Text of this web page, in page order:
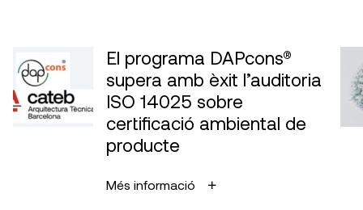
El programa DAPcons®
supera amb èxit l’auditoria
ISO 14025 sobre
certificació ambiental de
producte
Més informació